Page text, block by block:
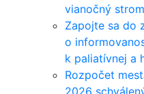
vianočný
Zapojte sa do
o
k paliatívnej a
Rozpočet
2026